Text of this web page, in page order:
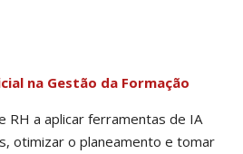
na Gestão da Formação
RH a aplicar ferramentas de IA
otimizar o planeamento e tomar